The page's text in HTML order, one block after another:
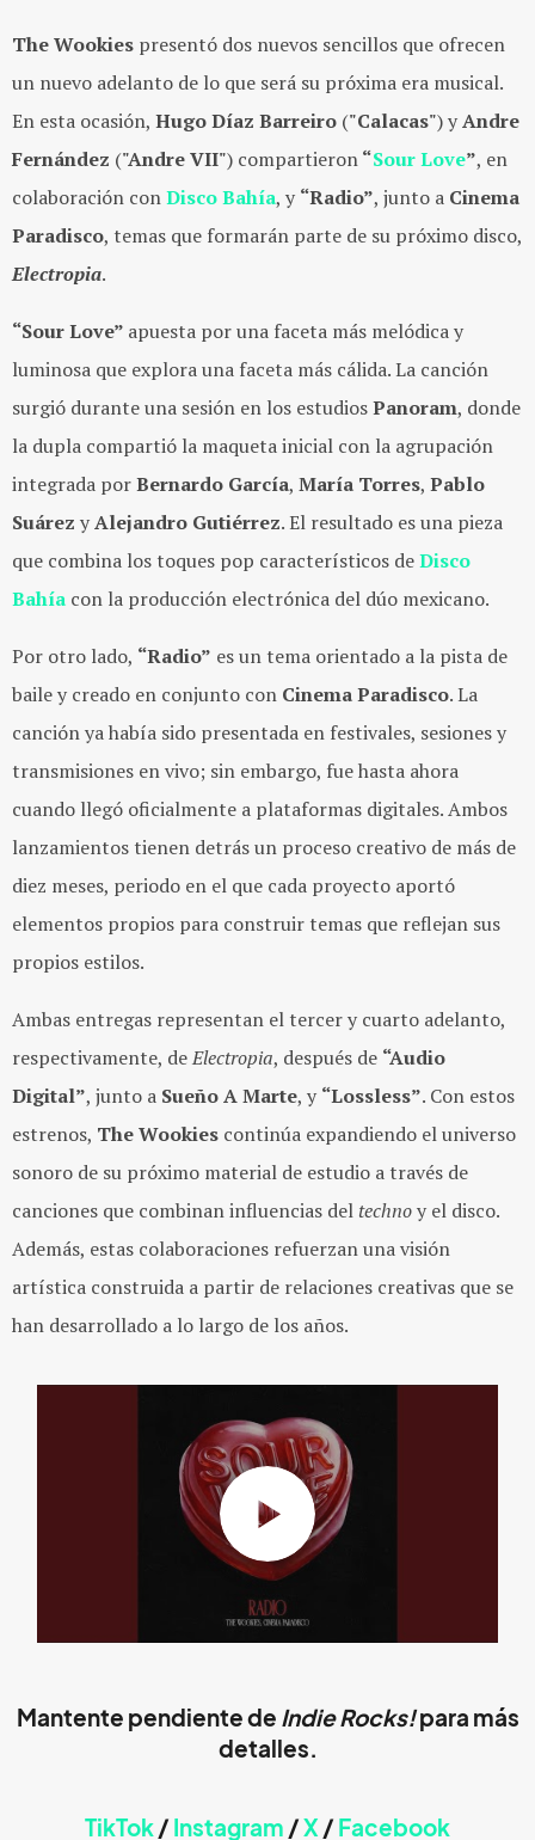
The Wookies presentó dos nuevos sencillos que ofrecen
un nuevo adelanto de lo que será su próxima era musical.
En esta ocasión, Hugo Díaz Barreiro ("Calacas") yAndre
Fernández ("Andre VII") compartieron“Sour Love”, en
colaboración conDisco Bahía, y “Radio”, junto a Cinema
Paradisco, temas que formarán parte de su próximo disco,
Electropia.
“Sour Love” apuesta por una faceta más melódica y
luminosa que explora una faceta más cálida. La canción
surgió durante una sesión en los estudiosPanoram, donde
la dupla compartió la maqueta inicial con la agrupación
integrada porBernardo García, María Torres, Pablo
Suárez yAlejandro Gutiérrez. El resultado es una pieza
que combina los toques pop característicos deDisco
Bahía con la producción electrónica del dúo mexicano.
Por otro lado, “Radio” es un tema orientado a la pista de
baile y creado en conjunto con Cinema Paradisco. La
canción ya había sido presentada en festivales, sesiones y
transmisiones en vivo; sin embargo, fue hasta ahora
cuando llegó oficialmente a plataformas digitales. Ambos
lanzamientos tienen detrás un proceso creativo de más de
diez meses, periodo en el que cada proyecto aportó
elementos propios para construir temas que reflejan sus
propios estilos.
Ambas entregas representan el tercer y cuarto adelanto,
respectivamente, deElectropia, después de “Audio
Digital”, junto a Sueño A Marte, y “Lossless”. Con estos
estrenos, The Wookies continúa expandiendo el universo
sonoro de su próximo material de estudio a través de
canciones que combinan influencias del technoy el disco.
Además, estas colaboraciones refuerzan una visión
artística construida a partir de relaciones creativas que se
han desarrollado a lo largo de los años.
Mantente pendiente de Indie Rocks!para más
detalles.
TikTok/ Instagram /X / Facebook